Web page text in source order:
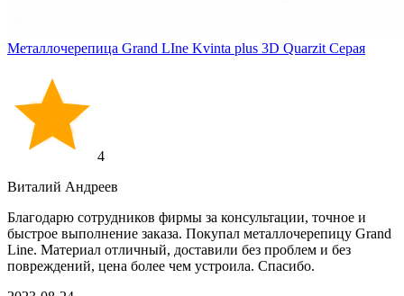
Металлочерепица Grand LIne Kvinta plus 3D Quarzit Серая
4
Виталий Андреев
Благодарю сотрудников фирмы за консультации, точное и
быстрое выполнение заказа. Покупал металлочерепицу Grand
Line. Материал отличный, доставили без проблем и без
повреждений, цена более чем устроила. Спасибо.